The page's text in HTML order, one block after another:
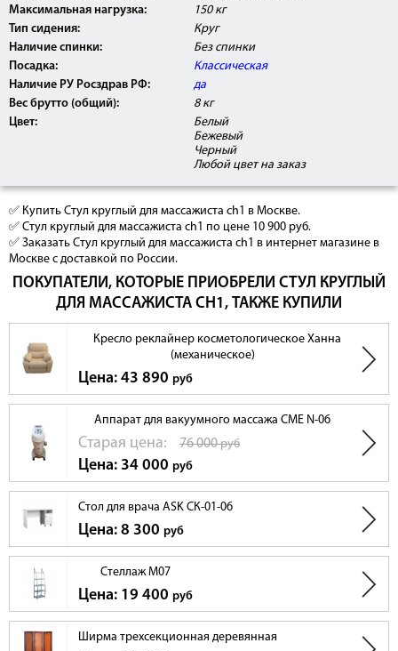
Максимальная нагрузка:
150 кг
Тип сидения:
Круг
Наличие спинки:
Без спинки
Посадка:
Классическая
Наличие РУ Росздрав РФ:
да
Вес брутто (общий):
8 кг
Цвет:
Белый
Бежевый
Черный
Любой цвет на заказ
✅ Купить Стул круглый для массажиста ch1 в Москве.
✅ Стул круглый для массажиста ch1 по цене 10 900 руб.
✅ Заказать Стул круглый для массажиста ch1 в интернет магазине в
Москве с доставкой по России.
ПОКУПАТЕЛИ, КОТОРЫЕ ПРИОБРЕЛИ СТУЛ КРУГЛЫЙ
ДЛЯ МАССАЖИСТА CH1, ТАКЖЕ КУПИЛИ
Кресло реклайнер косметологическое Ханна
(механическое)
Цена: 43 890 руб
Аппарат для вакуумного массажа СМЕ N-06
Cтарая цена: 76 000руб
Цена: 34 000 руб
Стол для врача ASK СК-01-06
Цена: 8 300 руб
Стеллаж M07
Цена: 19 400 руб
Ширма трехсекционная деревянная